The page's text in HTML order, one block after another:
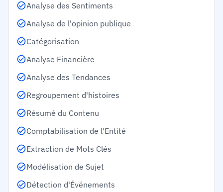
Analyse des Sentiments
Analyse de l'opinion publique
Catégorisation
Analyse Financière
Analyse des Tendances
Regroupement d'histoires
Résumé du Contenu
Comptabilisation de l'Entité
Extraction de Mots Clés
Modélisation de Sujet
Détection d'Événements